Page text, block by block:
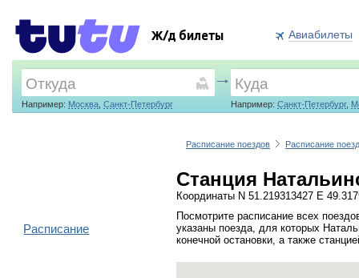
Ж/д билеты Авиабилеты
Например: Москва, Санкт-Петербург Например: Санкт-Петербург,
Расписание поездов Расписание
Станция
Координаты N 51.219313427 E
Посмотрите расписание всех
указаны поезда, для которых
конечной остановки, а также
Расписание